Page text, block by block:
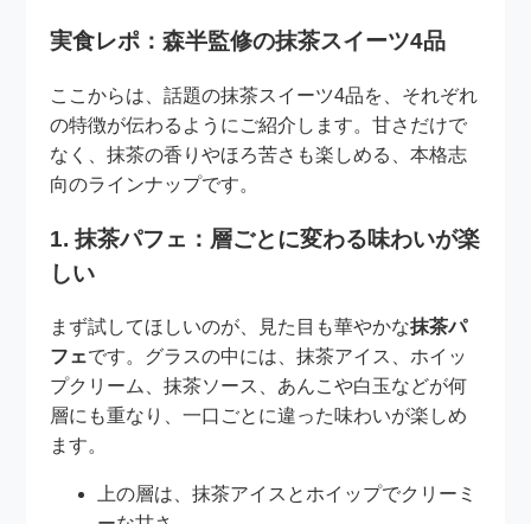
実食レポ：森半監修の抹茶スイーツ4品
ここからは、話題の抹茶スイーツ4品を、それぞれ
の特徴が伝わるようにご紹介します。甘さだけで
なく、抹茶の香りやほろ苦さも楽しめる、本格志
向のラインナップです。
1. 抹茶パフェ：層ごとに変わる味わいが楽
しい
まず試してほしいのが、見た目も華やかな抹茶パ
フェです。グラスの中には、抹茶アイス、ホイッ
プクリーム、抹茶ソース、あんこや白玉などが何
層にも重なり、一口ごとに違った味わいが楽しめ
ます。
上の層は、抹茶アイスとホイップでクリーミ